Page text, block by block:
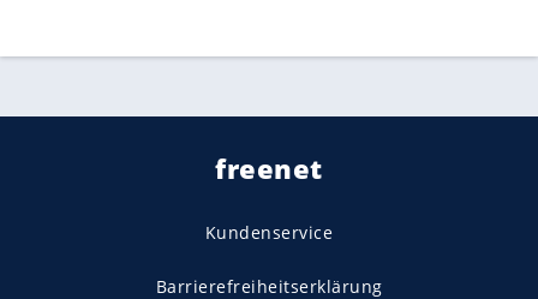
freenet
Kundenservice
Barrierefreiheitserklärung